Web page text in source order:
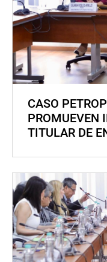
CASO
PROMUEVEN
TITULAR DE